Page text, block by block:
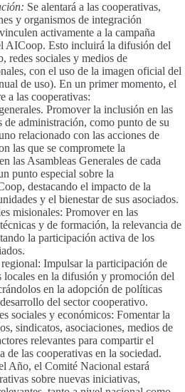
Se alentará a las cooperativas,
y organismos de integración
activamente a la campaña
AICoop. Esto incluirá la difusión del
redes sociales y medios de
con el uso de la imagen oficial del
de uso). En un primer momento, el
a las cooperativas:
Promover la inclusión en las
de administración, como punto de su
relacionado con las acciones de
las que se compromete la
las Asambleas Generales de cada
punto especial sobre la
destacando el impacto de la
y el bienestar de sus asociados.
misionales: Promover en las
y de formación, la relevancia de
la participación activa de los
Impulsar la participación de
locales en la difusión y promoción del
en la adopción de políticas
del sector cooperativo.
sociales y económicos: Fomentar la
sindicatos, asociaciones, medios de
relevantes para compartir el
de las cooperativas en la sociedad.
Año, el Comité Nacional estará
sobre nuevas iniciativas,